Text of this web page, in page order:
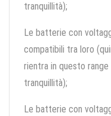
tranquillità);
Le batterie con
compatibili tra loro
rientra in questo
tranquillità);
Le batterie con